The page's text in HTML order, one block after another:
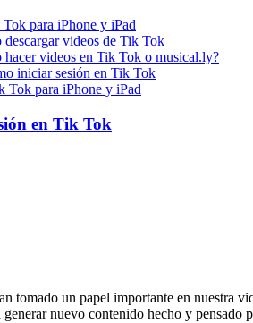
para iPhone y iPad
descargar videos de Tik Tok
hacer videos en Tik Tok o musical.ly?
iniciar sesión en Tik Tok
Tok para iPhone y iPad
en Tik Tok
tomado un papel importante en nuestra
nuevo contenido hecho y pensado